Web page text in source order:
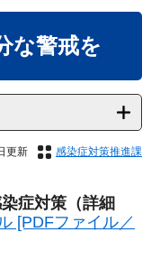
な警戒を
更新 感染症対策推進課
症対策（詳細
[PDFファイル／